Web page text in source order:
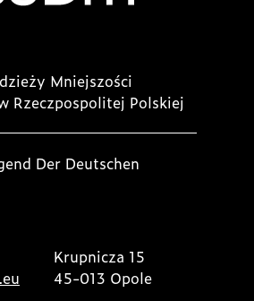
Mniejszości
Rzeczpospolitej Polskiej
Der Deutschen
Krupnicza 15
45-013 Opole